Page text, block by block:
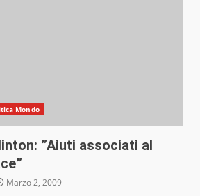
Mondo
”Aiuti associati al
Marzo 2, 2009